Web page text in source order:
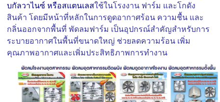
บกัลวาไนซ์ หรือสแตนเลสใช้ในโรงงาน ฟาร์ม และโกดัง
สินค้า โดยมีหน้าที่หลักในการดูดอากาศร้อน ความชื้น และ
กลิ่นออกจากพื้นที่ พัดลมฟาร์ม เป็นอุปกรณ์สำคัญสำหรับการ
ระบายอากาศในพื้นที่ขนาดใหญ่ ช่วยลดความร้อน เพิ่ม
คุณภาพอากาศและเพิ่มประสิทธิภาพการทำงาน